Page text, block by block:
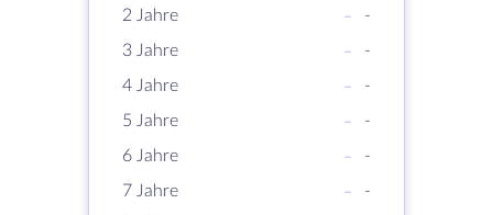
2 Jahre
-
-
3 Jahre
-
-
4 Jahre
-
-
5 Jahre
-
-
6 Jahre
-
-
7 Jahre
-
-